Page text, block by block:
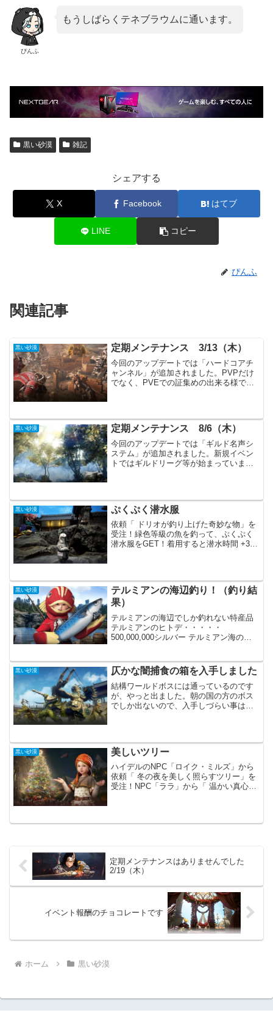
ぴんふ
もうしばらくテネブラウムに通います。
黒い砂漠 雑記
シェアする
X Facebook はてブ
LINE コピー
ぴんふ
関連記事
黒い砂漠 定期メンテナンス 3/13（木）
今回のアップデートでは「ハードコアチ
ャンネル」が追加されました。PVPだけ
でなく、PVEでの証集めの出来る様で
ネルが追加各職の...
黒い砂漠 定期メンテナンス 8/6（木）
今回のアップデートでは「ギルド名声シ
ステム」が追加されました。新規イベン
トではギルドリーグ等が始まっていま
（NJ、AG）1週間限定の「ギ...
黒い砂漠 ぷくぷく潜水服
依頼「 ドリオが釣り上げた奇妙な物」を
受注！緑色等級の魚を釣って、ぷくぷく
潜水服をGET！着用すると潜水時間 +30
たようなイ...
黒い砂漠
テルミアンの海辺釣り！（釣り結
果）
テルミアンの海辺でしか釣れない特産品
テルミアンのヒトデ・・・・・
500,000,000シルバー テルミアン海の貝
バーまだテルミアンの海辺は残って...
黒い砂漠 仄かな闇捕食の箱を入手しました
結構ワールドボスには通っているのです
が、やっと出ました。朝の国の方のボス
でしか出ないので、入手しづらい事は確
いかもしれません。箱以外...
黒い砂漠 美しいツリー
ハイデルのNPC「ロイク・ミルズ」から
依頼「 冬の夜を美しく照らすツリー」を
受注！NPC「ララ」から「 温かい真心の
1,000,000...
定期メンテナンスはありませんでした
2/19（木）
イベント報酬のチョコレートです
ホーム 黒い砂漠